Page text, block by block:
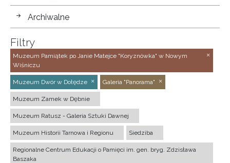
Archiwalne
Filtry
Muzeum Pamiątek po Janie Matejce "Koryznówka" w Nowym
Wiśniczu
Muzeum Dwór w Dołędze Galeria "Panorama"
Muzeum Zamek w Dębnie
Muzeum Ratusz - Galeria Sztuki Dawnej
Muzeum Historii Tarnowa i Regionu Siedziba
Regionalne Centrum Edukacji o Pamięci im. gen. bryg. Zdzisława
Baszaka